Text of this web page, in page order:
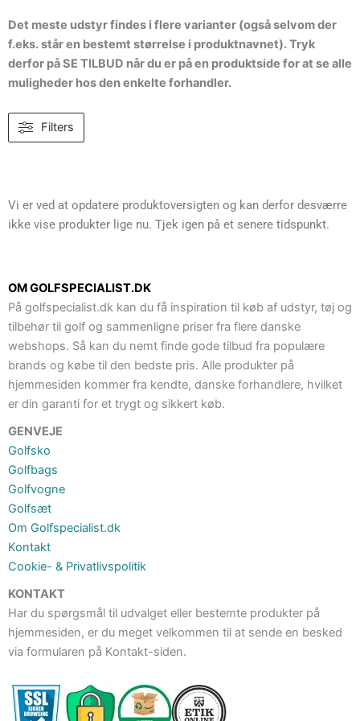
Det meste udstyr findes i flere varianter (også selvom der
f.eks. står en bestemt størrelse i produktnavnet). Tryk
derfor på SE TILBUD når du er på en produktside for at se alle
muligheder hos den enkelte forhandler.
Filters
Vi er ved at opdatere produktoversigten og kan derfor desværre
ikke vise produkter lige nu. Tjek igen på et senere tidspunkt.
OM GOLFSPECIALIST.DK
På golfspecialist.dk kan du få inspiration til køb af udstyr, tøj og
tilbehør til golf og sammenligne priser fra flere danske
webshops. Så kan du nemt finde gode tilbud fra populære
brands og købe til den bedste pris. Alle produkter på
hjemmesiden kommer fra kendte, danske forhandlere, hvilket
er din garanti for et trygt og sikkert køb.
GENVEJE
Golfsko
Golfbags
Golfvogne
Golfsæt
Om Golfspecialist.dk
Kontakt
Cookie- & Privatlivspolitik
KONTAKT
Har du spørgsmål til udvalget eller bestemte produkter på
hjemmesiden, er du meget velkommen til at sende en besked
via formularen på Kontakt-siden.